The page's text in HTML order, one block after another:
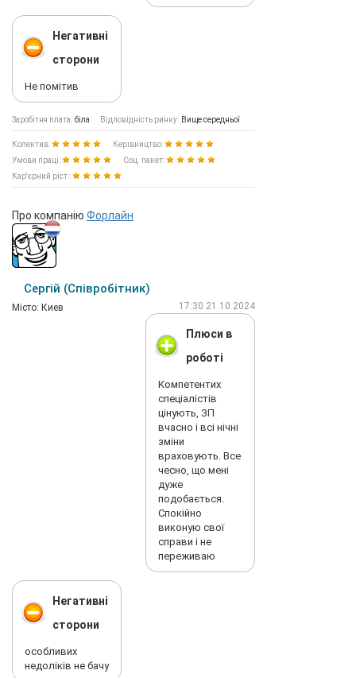
Негативні
сторони
Не помітив
Заробітня плата: біла Відповідність ринку: Вище середньої
Колектив:
Керівництво:
Умови праці:
Соц. пакет:
Кар'єрний ріст :
Про компанію Форлайн
Сергій (Співробітник)
Мiсто: Киев 17:30 21.10.2024
Плюси в
роботі
Компетентих
спеціалістів
цінують, ЗП
вчасно і всі нічні
зміни
враховують. Все
чесно, що мені
дуже
подобається.
Спокійно
виконую свої
справи і не
переживаю
Негативні
сторони
особливих
недоліків не бачу